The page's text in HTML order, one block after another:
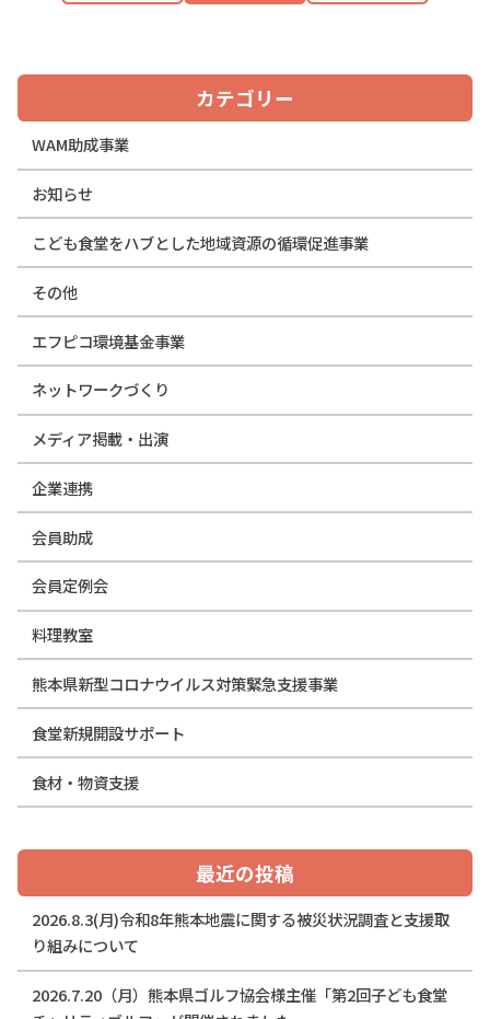
カテゴリー
WAM助成事業
お知らせ
こども食堂をハブとした地域資源の循環促進事業
その他
エフピコ環境基金事業
ネットワークづくり
メディア掲載・出演
企業連携
会員助成
会員定例会
料理教室
熊本県新型コロナウイルス対策緊急支援事業
食堂新規開設サポート
食材・物資支援
最近の投稿
2026.8.3(月)令和8年熊本地震に関する被災状況調査と支援取
り組みについて
2026.7.20（月）熊本県ゴルフ協会様主催「第2回子ども食堂